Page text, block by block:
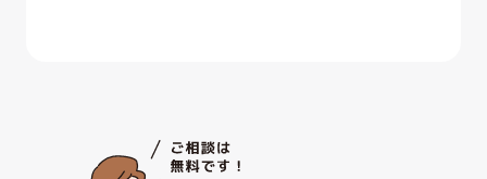
与支払その他の労務管理